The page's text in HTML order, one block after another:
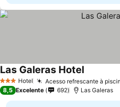
3 EstrelasHotel Acesso refrescante à
Las Galeras HotelVer preços
8,5 Excelente 692 Las Galeras